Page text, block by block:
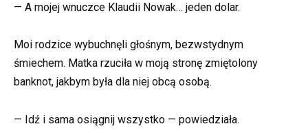
— A mojej wnuczce Klaudii Nowak… jeden dolar.
Moi rodzice wybuchnęli głośnym, bezwstydnym
śmiechem. Matka rzuciła w moją stronę zmiętolony
banknot, jakbym była dla niej obcą osobą.
— Idź i sama osiągnij wszystko — powiedziała.